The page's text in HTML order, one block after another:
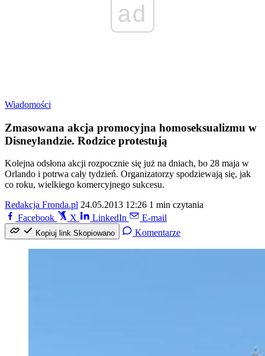
ad
Wiadomości
Zmasowana akcja promocyjna homoseksualizmu w
Disneylandzie. Rodzice protestują
Kolejna odsłona akcji rozpocznie się już na dniach, bo 28 maja w
Orlando i potrwa cały tydzień. Organizatorzy spodziewają się, jak
co roku, wielkiego komercyjnego sukcesu.
Redakcja Fronda.pl 24.05.2013 12:26 1 min czytania
Facebook
X LinkedIn E-mail
Kopiuj link Skopiowano Komentarze